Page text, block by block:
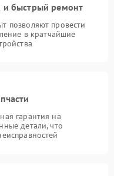
и быстрый ремонт
позволяют провести
в кратчайшие
гарантия на
детали, что